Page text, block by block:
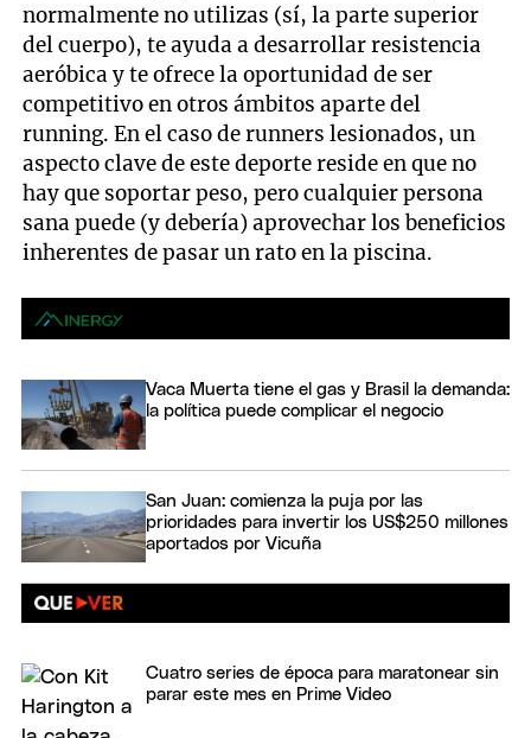
normalmente no utilizas (sí, la parte superior
del cuerpo), te ayuda a desarrollar resistencia
aeróbica y te ofrece la oportunidad de ser
competitivo en otros ámbitos aparte del
running. En el caso de runners lesionados, un
aspecto clave de este deporte reside en que no
hay que soportar peso, pero cualquier persona
sana puede (y debería) aprovechar los beneficios
inherentes de pasar un rato en la piscina.
Vaca Muerta tiene el gas y Brasil la demanda:
la política puede complicar el negocio
San Juan: comienza la puja por las
prioridades para invertir los US$250 millones
aportados por Vicuña
Cuatro series de época para maratonear sin
parar este mes en Prime Video